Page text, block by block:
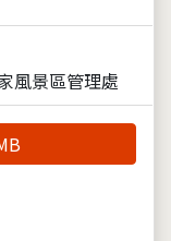
風景區管理處